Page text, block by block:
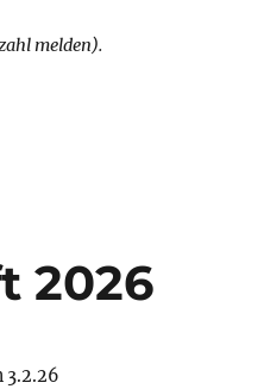
melden).
2026